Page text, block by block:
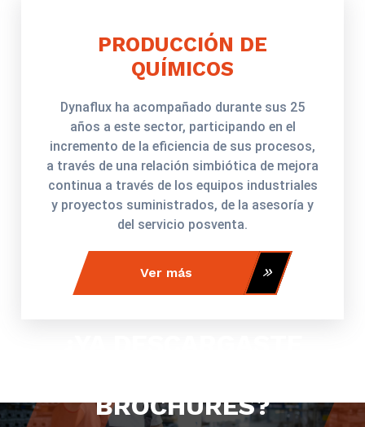
PRODUCCIÓN DE
QUÍMICOS
Dynaflux ha acompañado durante sus 25
años a este sector, participando en el
incremento de la eficiencia de sus procesos,
a través de una relación simbiótica de mejora
continua a través de los equipos industriales
y proyectos suministrados, de la asesoría y
del servicio posventa.
Ver más
BROCHURES?